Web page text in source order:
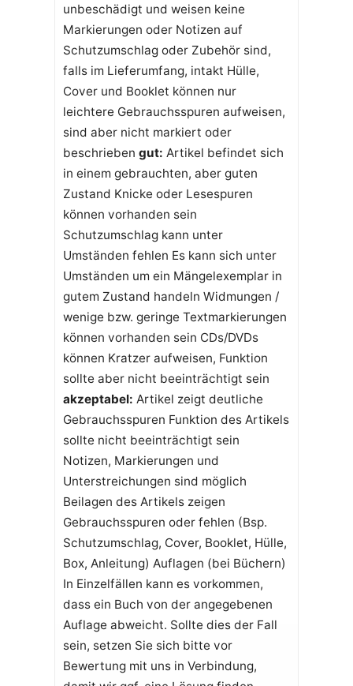
unbeschädigt und weisen keine
Markierungen oder Notizen auf
Schutzumschlag oder Zubehör sind,
falls im Lieferumfang, intakt Hülle,
Cover und Booklet können nur
leichtere Gebrauchsspuren aufweisen,
sind aber nicht markiert oder
beschrieben gut: Artikel befindet sich
in einem gebrauchten, aber guten
Zustand Knicke oder Lesespuren
können vorhanden sein
Schutzumschlag kann unter
Umständen fehlen Es kann sich unter
Umständen um ein Mängelexemplar in
gutem Zustand handeln Widmungen /
wenige bzw. geringe Textmarkierungen
können vorhanden sein CDs/DVDs
können Kratzer aufweisen, Funktion
sollte aber nicht beeinträchtigt sein
akzeptabel: Artikel zeigt deutliche
Gebrauchsspuren Funktion des Artikels
sollte nicht beeinträchtigt sein
Notizen, Markierungen und
Unterstreichungen sind möglich
Beilagen des Artikels zeigen
Gebrauchsspuren oder fehlen (Bsp.
Schutzumschlag, Cover, Booklet, Hülle,
Box, Anleitung) Auflagen (bei Büchern)
In Einzelfällen kann es vorkommen,
dass ein Buch von der angegebenen
Auflage abweicht. Sollte dies der Fall
sein, setzen Sie sich bitte vor
Bewertung mit uns in Verbindung,